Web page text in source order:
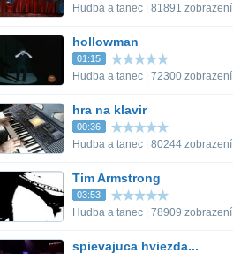
Hudba a tanec | 81891 zobrazení
hollowman
01:15
Hudba a tanec | 72300 zobrazení
hra na klavir
00:36
Hudba a tanec | 80244 zobrazení
Tim Armstrong
03:53
Hudba a tanec | 78909 zobrazení
spievajuca hviezda...